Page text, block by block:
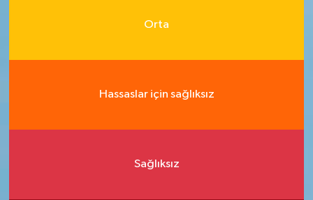
Orta
Hassaslar için sağlıksız
Sağlıksız